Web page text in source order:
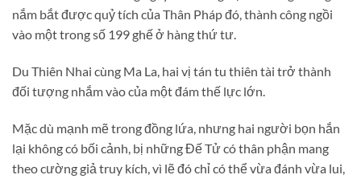
nắm bắt được quỷ tích của Thân Pháp đó, thành công ngồi
vào một trong số 199 ghế ở hàng thứ tư.
Du Thiên Nhai cùng Ma La, hai vị tán tu thiên tài trở thành
đối tượng nhắm vào của một đám thế lực lớn.
Mặc dù mạnh mẽ trong đồng lứa, nhưng hai người bọn hắn
lại không có bối cảnh, bị những Đế Tử có thân phận mang
theo cường giả truy kích, vì lẽ đó chỉ có thể vừa đánh vừa lui,